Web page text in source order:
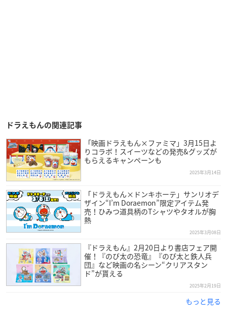
ドラえもんの関連記事
「映画ドラえもん×ファミマ」3月15日よ
りコラボ！スイーツなどの発売&グッズが
もらえるキャンペーンも
2025年3月14日
「ドラえもん×ドンキホーテ」サンリオデ
ザイン“I’m Doraemon”限定アイテム発
売！ひみつ道具柄のTシャツやタオルが胸
熱
2025年3月08日
『ドラえもん』2月20日より書店フェア開
催！『のび太の恐竜』『のび太と鉄人兵
団』など映画の名シーン“クリアスタン
ド”が貰える
2025年2月19日
もっと見る